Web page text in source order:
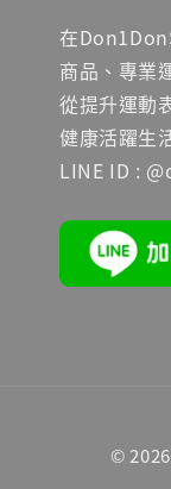
在
商品、專業
從提升運動
健康活躍生
LINE ID :
©